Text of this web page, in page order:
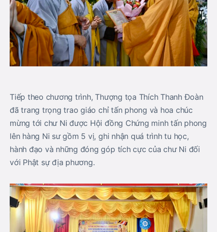
Tiếp theo chương trình, Thượng tọa Thích Thanh Đoàn
đã trang trọng trao giáo chỉ tấn phong và hoa chúc
mừng tới chư Ni được Hội đồng Chứng minh tấn phong
lên hàng Ni sư gồm 5 vị, ghi nhận quá trình tu học,
hành đạo và những đóng góp tích cực của chư Ni đối
với Phật sự địa phương.